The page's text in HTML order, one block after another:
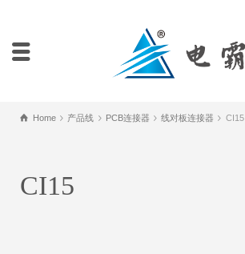
Home 产品线 PCB连接器 线对板连接器 CI15
CI15